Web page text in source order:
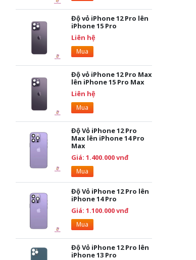
Độ vỏ iPhone 12 Pro lên
iPhone 15 Pro
Liên hệ
Mua
Độ vỏ iPhone 12 Pro Max
lên iPhone 15 Pro Max
Liên hệ
Mua
Độ Vỏ iPhone 12 Pro
Max lên iPhone 14 Pro
Max
Giá: 1.400.000 vnđ
Mua
Độ Vỏ iPhone 12 Pro lên
iPhone 14 Pro
Giá: 1.100.000 vnđ
Mua
Độ Vỏ iPhone 12 Pro lên
iPhone 13 Pro